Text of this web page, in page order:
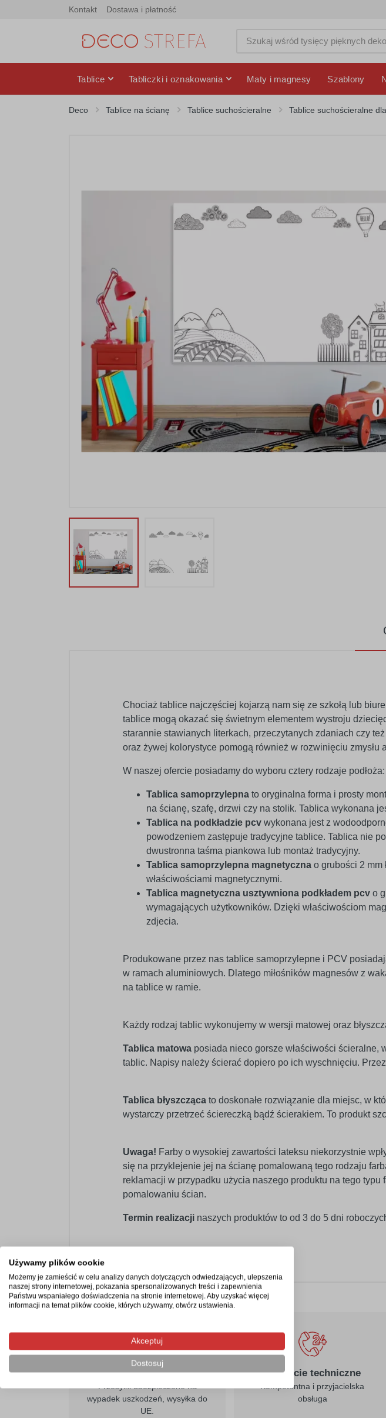
Kontakt Dostawa i płatność
Tablice Tabliczki i oznakowania Maty i magnesy Szablony
Deco Tablice na ścianę Tablice suchościeralne Tablice suchościeralne
Chociaż tablice najczęściej kojarzą nam się ze szkołą lub
tablice mogą okazać się świetnym elementem wystroju
starannie stawianych literkach, przeczytanych zdaniach czy
oraz żywej kolorystyce pomogą również w rozwinięciu zmysłu
W naszej ofercie posiadamy do wyboru cztery rodzaje podłoża:
Tablica samoprzylepna to oryginalna forma i prosty
na ścianę, szafę, drzwi czy na stolik. Tablica wykonana
Tablica na podkładzie pcv wykonana jest z
powodzeniem zastępuje tradycyjne tablice. Tablica nie
dwustronna taśma piankowa lub montaż tradycyjny.
Tablica samoprzylepna magnetyczna o grubości 2 mm
właściwościami magnetycznymi.
Tablica magnetyczna usztywniona podkładem pcv o
wymagających użytkowników. Dzięki właściwościom
zdjecia.
Produkowane przez nas tablice samoprzylepne i PCV
w ramach aluminiowych. Dlatego miłośników magnesów z
na tablice w ramie.
Każdy rodzaj tablic wykonujemy w wersji matowej oraz
Tablica matowa posiada nieco gorsze właściwości ścieralne,
tablic. Napisy należy ścierać dopiero po ich wyschnięciu.
Tablica błyszcząca to doskonałe rozwiązanie dla miejsc, w
wystarczy przetrzeć ściereczką bądź ścierakiem. To produkt
Uwaga! Farby o wysokiej zawartości lateksu niekorzystnie
się na przyklejenie jej na ścianę pomalowaną tego rodzaju
reklamacji w przypadku użycia naszego produktu na tego
pomalowaniu ścian.
Termin realizacji naszych produktów to od 3 do 5 dni
Szybka wysyłka
Przesyłki ubezpieczone na
wypadek uszkodzeń, wysyłka do
UE.
Wsparcie techniczne
Kompetentna i przyjacielska
obsługa
Używamy plików cookie
Możemy je zamieścić w celu analizy danych dotyczących odwiedzających, ulepszenia
naszej strony internetowej, pokazania spersonalizowanych treści i zapewnienia
Państwu wspaniałego doświadczenia na stronie internetowej. Aby uzyskać więcej
informacji na temat plików cookie, których używamy, otwórz ustawienia.
Akceptuj
Dostosuj